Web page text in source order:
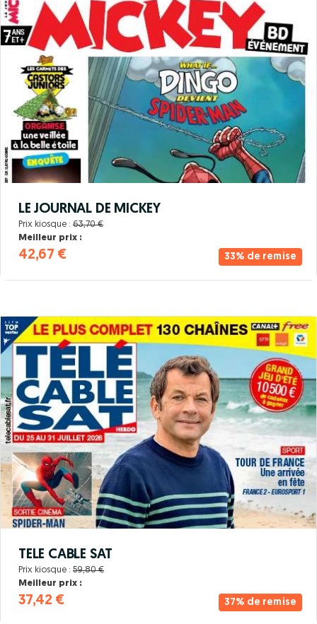
33% de remise
LE JOURNAL DE MICKEY
Prix kiosque : 63,70 €
Meilleur prix :
42,67 €
37% de remise
TELE CABLE SAT
Prix kiosque : 59,80 €
Meilleur prix :
37,42 €